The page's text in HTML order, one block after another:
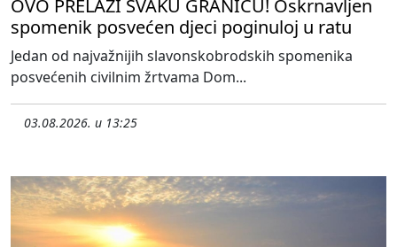
OVO PRELAZI SVAKU GRANICU! Oskrnavljen
spomenik posvećen djeci poginuloj u ratu
Jedan od najvažnijih slavonskobrodskih spomenika
posvećenih civilnim žrtvama Dom...
03.08.2026. u 13:25